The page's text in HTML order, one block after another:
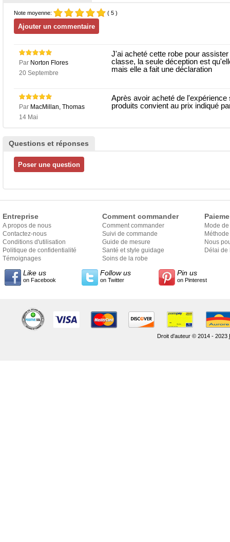
Note moyenne: ( 5 )
Par Norton Flores
20 Septembre
J'ai acheté cette robe pour
classe, la seule déception est
mais elle a fait une déclaration
Par MacMillan, Thomas
14 Mai
Après avoir acheté de
produits convient au prix indiqué
Questions et réponses
Entreprise
A propos de nous
Contactez-nous
Conditions d'utilisation
Politique de confidentialité
Témoignages
Comment commander
Comment commander
Suivi de commande
Guide de mesure
Santé et style guidage
Soins de la robe
Mode
Nous
Délai de
Like us
on Facebook
Follow us
on Twitter
Pin us
on Pinterest
Droit d'auteur © 2014 - 2023